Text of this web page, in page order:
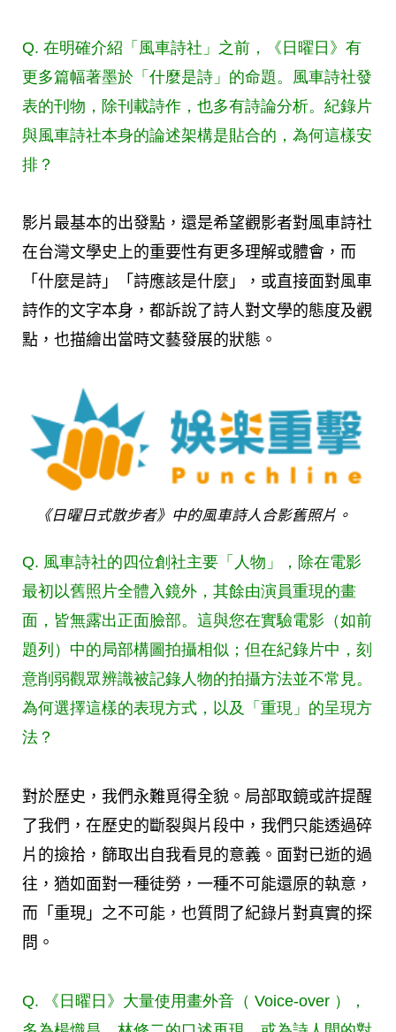
Q. 在明確介紹「風車詩社」之前，《日曜日》有
更多篇幅著墨於「什麼是詩」的命題。風車詩社發
表的刊物，除刊載詩作，也多有詩論分析。紀錄片
與風車詩社本身的論述架構是貼合的，為何這樣安
排？
影片最基本的出發點，還是希望觀影者對風車詩社
在台灣文學史上的重要性有更多理解或體會，而
「什麼是詩」「詩應該是什麼」，或直接面對風車
詩作的文字本身，都訴說了詩人對文學的態度及觀
點，也描繪出當時文藝發展的狀態。
《日曜日式散步者》中的風車詩人合影舊照片。
Q. 風車詩社的四位創社主要「人物」，除在電影
最初以舊照片全體入鏡外，其餘由演員重現的畫
面，皆無露出正面臉部。這與您在實驗電影（如前
題列）中的局部構圖拍攝相似；但在紀錄片中，刻
意削弱觀眾辨識被記錄人物的拍攝方法並不常見。
為何選擇這樣的表現方式，以及「重現」的呈現方
法？
對於歷史，我們永難覓得全貌。局部取鏡或許提醒
了我們，在歷史的斷裂與片段中，我們只能透過碎
片的撿拾，篩取出自我看見的意義。面對已逝的過
往，猶如面對一種徒勞，一種不可能還原的執意，
而「重現」之不可能，也質問了紀錄片對真實的探
問。
Q. 《日曜日》大量使用畫外音（ Voice-over ），